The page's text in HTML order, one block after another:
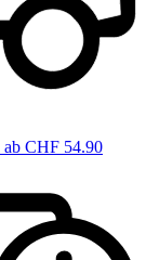
ab CHF 54.90